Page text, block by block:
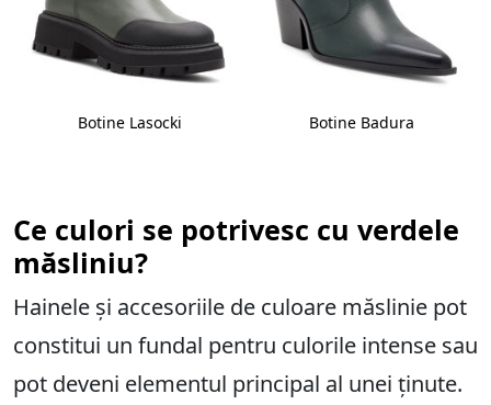
Botine Lasocki Botine Badura
Ce culori se potrivesc cu verdele
măsliniu?
Hainele și accesoriile de culoare măslinie pot
constitui un fundal pentru culorile intense sau
pot deveni elementul principal al unei ținute.